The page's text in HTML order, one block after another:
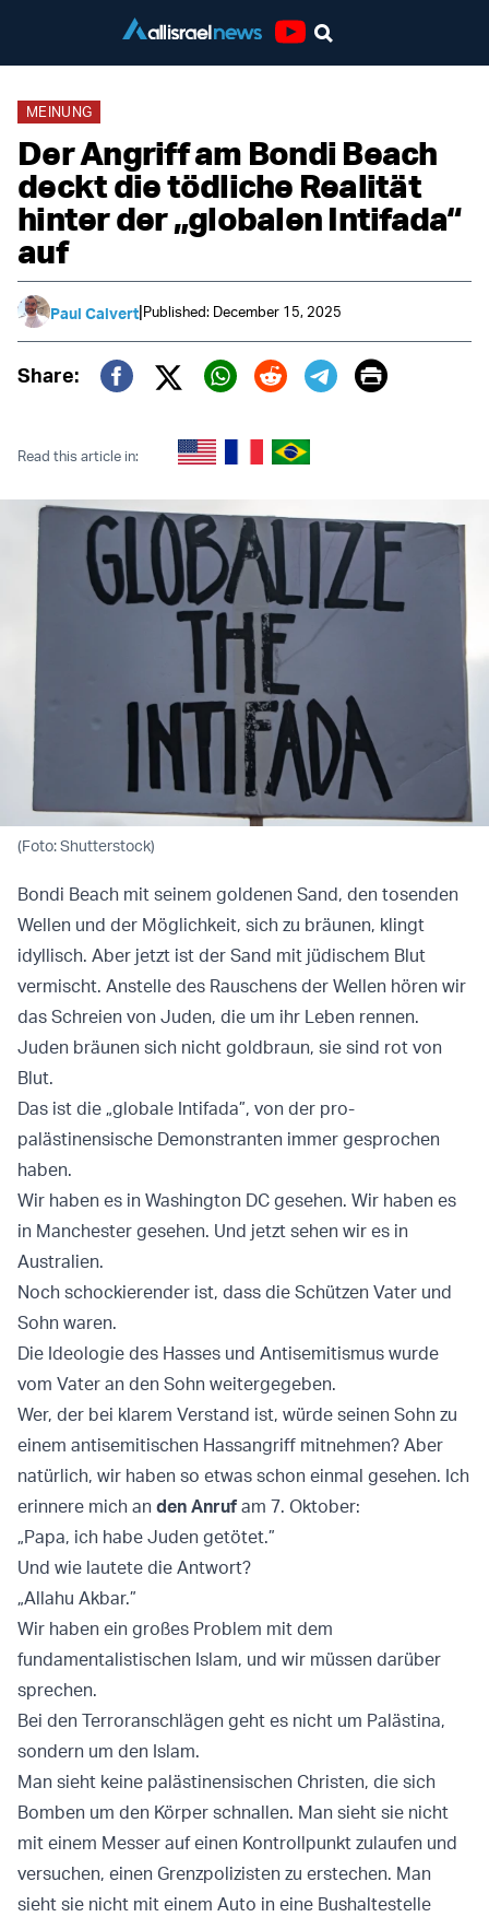
MEINUNG
Der Angriff am Bondi Beach
deckt die tödliche Realität
hinter der „globalen Intifada“
auf
Paul Calvert|Published: December 15, 2025
Share:
Twitter (X)
Print
Read this article in:
(Foto: Shutterstock)
Bondi Beach mit seinem goldenen Sand, den tosenden
Wellen und der Möglichkeit, sich zu bräunen, klingt
idyllisch. Aber jetzt ist der Sand mit jüdischem Blut
vermischt. Anstelle des Rauschens der Wellen hören wir
das Schreien von Juden, die um ihr Leben rennen.
Juden bräunen sich nicht goldbraun, sie sind rot von
Blut.
Das ist die „globale Intifada”, von der pro-
palästinensische Demonstranten immer gesprochen
haben.
Wir haben es in Washington DC gesehen. Wir haben es
in Manchester gesehen. Und jetzt sehen wir es in
Australien.
Noch schockierender ist, dass die Schützen Vater und
Sohn waren.
Die Ideologie des Hasses und Antisemitismus wurde
vom Vater an den Sohn weitergegeben.
Wer, der bei klarem Verstand ist, würde seinen Sohn zu
einem antisemitischen Hassangriff mitnehmen? Aber
natürlich, wir haben so etwas schon einmal gesehen. Ich
erinnere mich an den Anruf am 7. Oktober:
„Papa, ich habe Juden getötet.”
Und wie lautete die Antwort?
„Allahu Akbar.”
Wir haben ein großes Problem mit dem
fundamentalistischen Islam, und wir müssen darüber
sprechen.
Bei den Terroranschlägen geht es nicht um Palästina,
sondern um den Islam.
Man sieht keine palästinensischen Christen, die sich
Bomben um den Körper schnallen. Man sieht sie nicht
mit einem Messer auf einen Kontrollpunkt zulaufen und
versuchen, einen Grenzpolizisten zu erstechen. Man
sieht sie nicht mit einem Auto in eine Bushaltestelle